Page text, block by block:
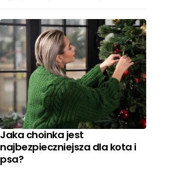
Jaka choinka jest
najbezpieczniejsza dla kota i
psa?